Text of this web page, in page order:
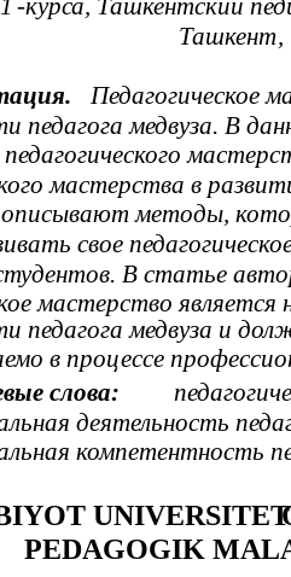
Ташкент,
Педагогическое
педагога медвуза. В
педагогического
мастерства в
методы,
свое
В статье
мастерство
педагога медвуза и
в процессе
слова:
деятельность
компетентность
PEDAGOGIK